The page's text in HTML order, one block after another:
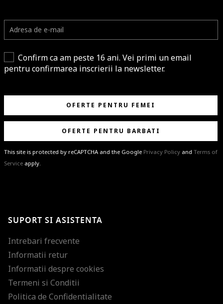
Confirm ca am peste 16 ani. Vei primi un email
pentru confirmarea inscrierii la newsletter.
OFERTE PENTRU FEMEI
OFERTE PENTRU BARBATI
This site is protected by reCAPTCHA and the Google Privacy Policy and Terms of
Service apply.
ultimele tendinte in moda!
SUPORT SI ASISTENTA
Intrebari frecvente
Informatii retur
Informatii despre cookies
Termeni si Conditii
Politica de Confidentialitate